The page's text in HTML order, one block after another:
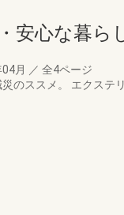
安心な暮ら
月 ／ 全4ページ
のススメ。 エクス